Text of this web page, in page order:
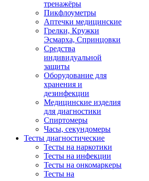
тренажёры
Пикфлоуметры
Аптечки медицинские
Грелки, Кружки
Эсмарха, Спринцовки
Средства
индивидуальной
защиты
Оборудование для
хранения и
дезинфекции
Медицинские изделия
для диагностики
Спиртомеры
Часы, секундомеры
Тесты диагностические
Тесты на наркотики
Тесты на инфекции
Тесты на онкомаркеры
Тесты на